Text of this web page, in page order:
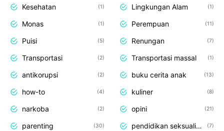
Kesehatan 1 Lingkungan Alam 1
Monas 1 Perempuan 11
Puisi 5 Renungan 7
Transportasi 2 Transportasi massal 1
antikorupsi 2 buku cerita anak 13
how-to 4 kuliner 8
narkoba 2 opini 21
parenting 30 pendidikan seksualitas 7